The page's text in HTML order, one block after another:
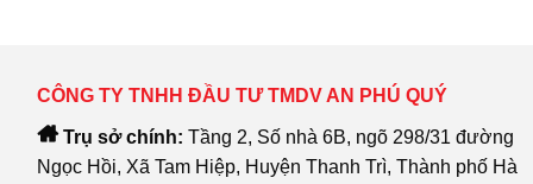
CÔNG TY TNHH ĐẦU TƯ TMDV AN PHÚ QUÝ
Trụ sở chính: Tầng 2, Số nhà 6B, ngõ 298/31 đường
Ngọc Hồi, Xã Tam Hiệp, Huyện Thanh Trì, Thành phố Hà